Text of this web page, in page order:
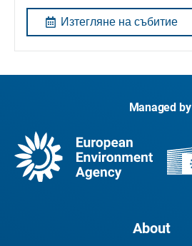
Изтегляне на събитие
Managed by
About